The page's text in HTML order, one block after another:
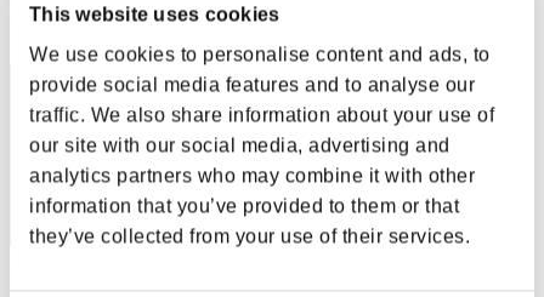
This website uses cookies
We use cookies to personalise content and ads, to
provide social media features and to analyse our
traffic. We also share information about your use of
our site with our social media, advertising and
analytics partners who may combine it with other
information that you’ve provided to them or that
they’ve collected from your use of their services.
Posizione